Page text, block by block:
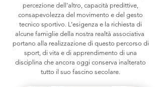
percezione dell’altro, capacità predittive,
consapevolezza del movimento e del gesto
tecnico sportivo. L’esigenza e la richiesta di
alcune famiglie della nostra realtà associativa
portano alla realizzazione di questo percorso di
sport, di vita e di apprendimento di una
disciplina che ancora oggi conserva inalterato
tutto il suo fascino secolare.